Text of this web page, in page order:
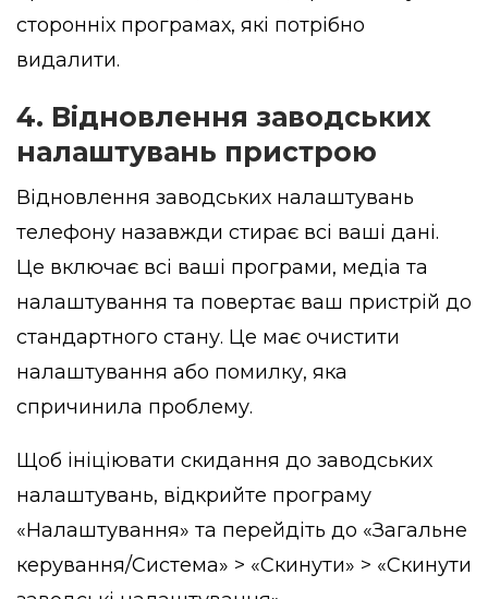
сторонніх програмах, які потрібно
видалити.
4. Відновлення заводських
налаштувань пристрою
Відновлення заводських налаштувань
телефону назавжди стирає всі ваші дані.
Це включає всі ваші програми, медіа та
налаштування та повертає ваш пристрій до
стандартного стану. Це має очистити
налаштування або помилку, яка
спричинила проблему.
Щоб ініціювати скидання до заводських
налаштувань, відкрийте програму
«Налаштування» та перейдіть до «Загальне
керування/Система» > «Скинути» > «Скинути